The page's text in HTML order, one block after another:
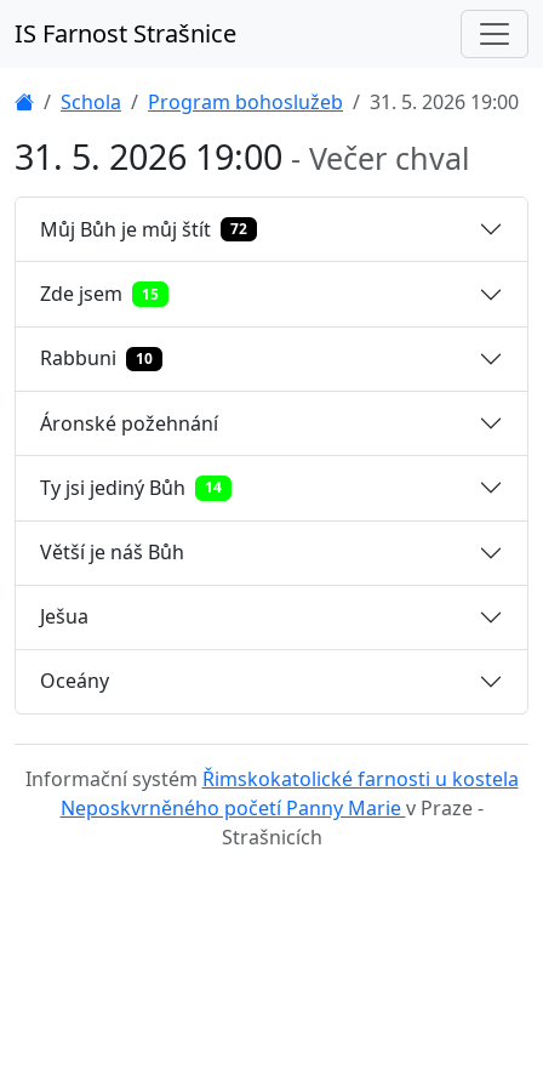
IS Farnost Strašnice
ÚvodSchola Program bohoslužeb 31. 5. 2026 19:00
31. 5. 2026 19:00 - Večer chval
Můj Bůh je můj štít 72
Zde jsem 15
Rabbuni 10
Áronské požehnání
Ty jsi jediný Bůh 14
Větší je náš Bůh
Ješua
Oceány
Informační systém Řimskokatolické farnosti u kostela
Neposkvrněného početí Panny Mariev Praze -
Strašnicích